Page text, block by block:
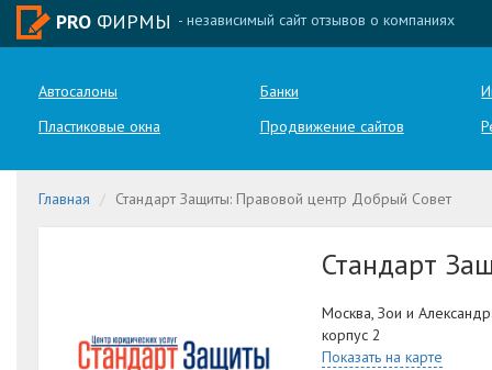
PRO ФИРМЫ - независимый сайт отзывов о компаниях
Автосалоны Банки
Пластиковые окна
Продвижение сайтов
Главная Стандарт Защиты: Правовой центр Добрый Совет
Стандарт
Москва, Зои и
корпус 2
Показать на карте